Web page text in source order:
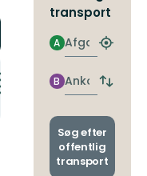
transport
Afgang
A
Find
Ankomst
B
Skift
og
Søg efter
offentlig
transport